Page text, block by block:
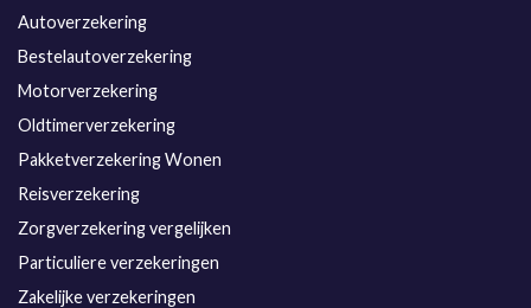
Autoverzekering
Bestelautoverzekering
Motorverzekering
Oldtimerverzekering
Pakketverzekering Wonen
Reisverzekering
Zorgverzekering vergelijken
Particuliere verzekeringen
Zakelijke verzekeringen